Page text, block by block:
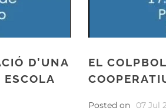
D’UNA
ESCOLA
EL
Posted on
07 Jul